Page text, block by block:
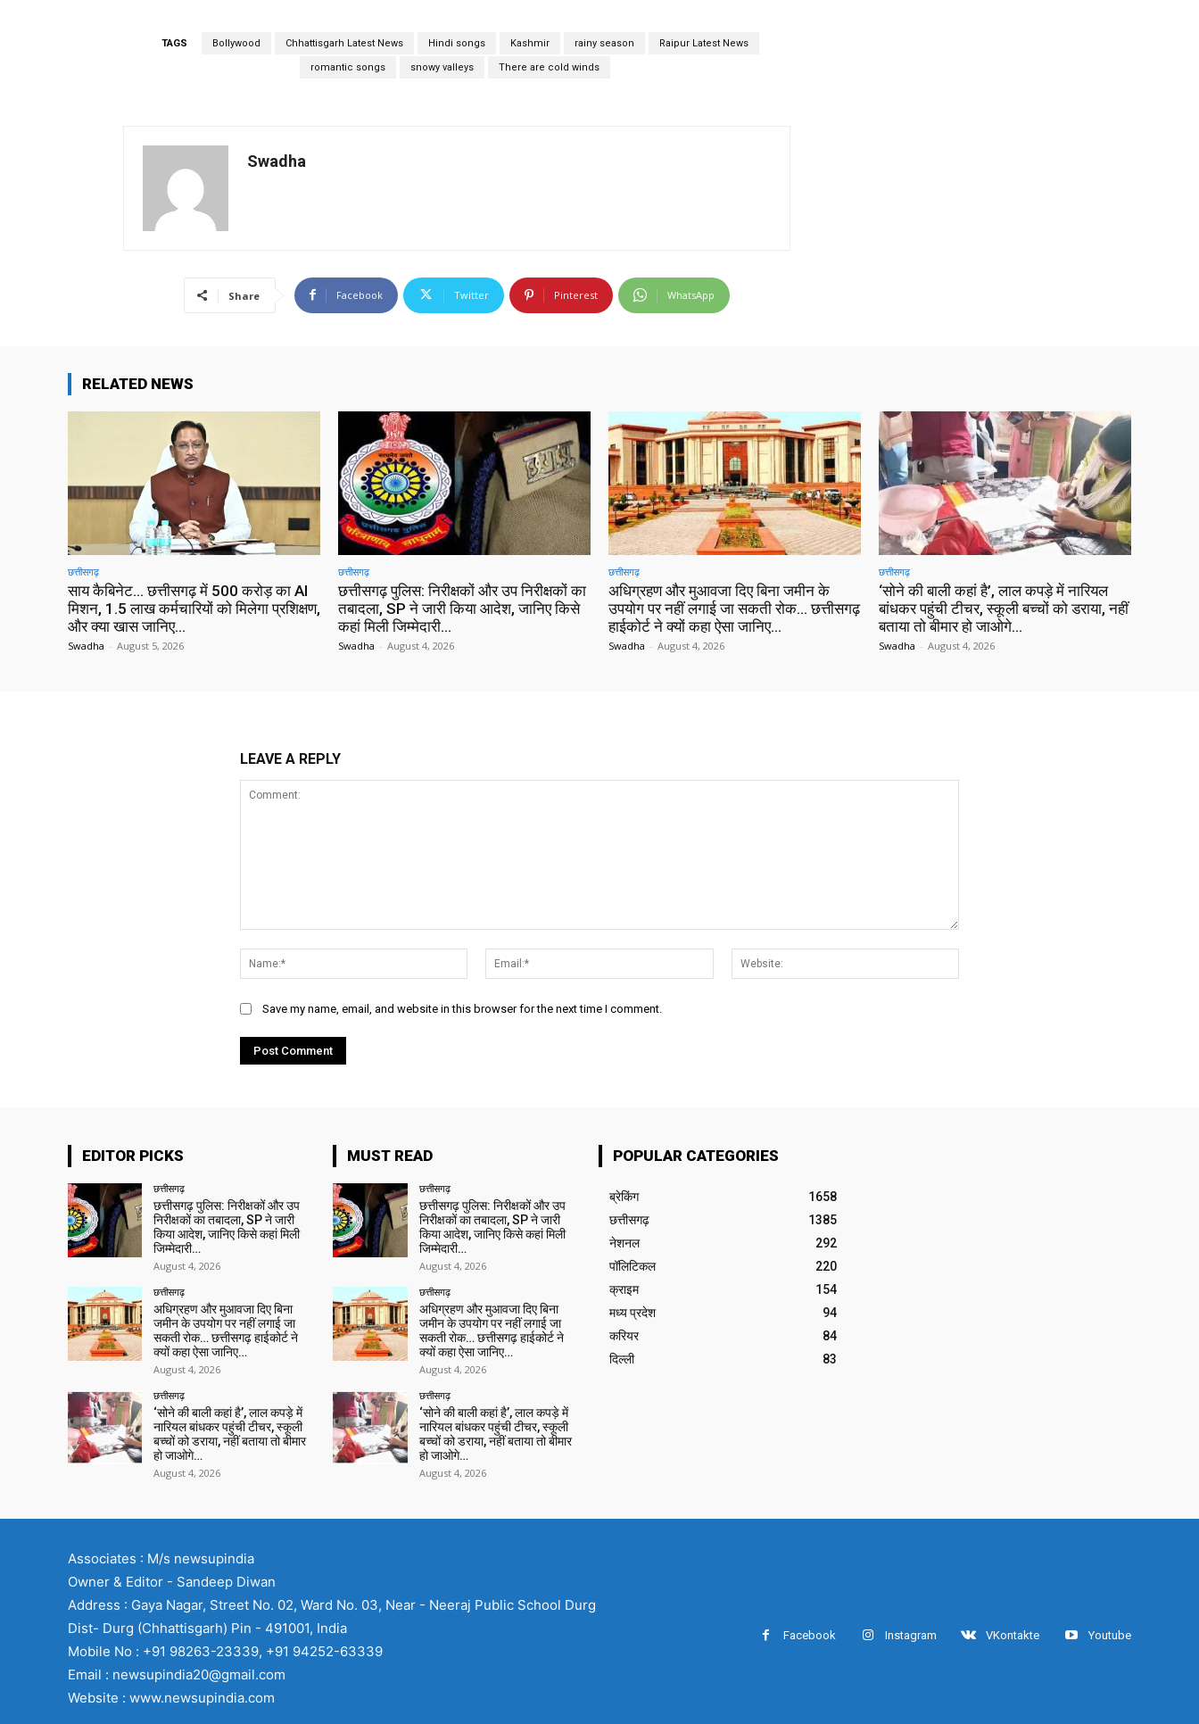
TAGS Bollywood Chhattisgarh Latest News Hindi songs Kashmir rainy season Raipur Latest News
romantic songs snowy valleys There are cold winds
Swadha
Share Facebook Twitter Pinterest WhatsApp
RELATED NEWS
छत्तीसगढ़
साय कैबिनेट… छत्तीसगढ़ में 500 करोड़ का AI
मिशन, 1.5 लाख कर्मचारियों को मिलेगा प्रशिक्षण,
और क्या खास जानिए…
Swadha - August 5, 2026
छत्तीसगढ़
छत्तीसगढ़ पुलिस: निरीक्षकों और उप निरीक्षकों का
तबादला, SP ने जारी किया आदेश, जानिए किसे
कहां मिली जिम्मेदारी…
Swadha - August 4, 2026
छत्तीसगढ़
अधिग्रहण और मुआवजा दिए बिना जमीन के
उपयोग पर नहीं लगाई जा सकती रोक… छत्तीसगढ़
हाईकोर्ट ने क्यों कहा ऐसा जानिए…
Swadha - August 4, 2026
छत्तीसगढ़
‘सोने की बाली कहां है’, लाल कपड़े में नारियल
बांधकर पहुंची टीचर, स्कूली बच्चों को डराया, नहीं
बताया तो बीमार हो जाओगे…
Swadha - August 4, 2026
LEAVE A REPLY
Name:*
Email:*
Save my name, email, and website in this browser for the next time I comment.
EDITOR PICKS
छत्तीसगढ़
छत्तीसगढ़ पुलिस: निरीक्षकों और उप
निरीक्षकों का तबादला, SP ने जारी
किया आदेश, जानिए किसे कहां मिली
जिम्मेदारी…
August 4, 2026
छत्तीसगढ़
अधिग्रहण और मुआवजा दिए बिना
जमीन के उपयोग पर नहीं लगाई जा
सकती रोक… छत्तीसगढ़ हाईकोर्ट ने
क्यों कहा ऐसा जानिए…
August 4, 2026
छत्तीसगढ़
‘सोने की बाली कहां है’, लाल कपड़े में
नारियल बांधकर पहुंची टीचर, स्कूली
बच्चों को डराया, नहीं बताया तो बीमार
हो जाओगे…
August 4, 2026
MUST READ
छत्तीसगढ़
छत्तीसगढ़ पुलिस: निरीक्षकों और उप
निरीक्षकों का तबादला, SP ने जारी
किया आदेश, जानिए किसे कहां मिली
जिम्मेदारी…
August 4, 2026
छत्तीसगढ़
अधिग्रहण और मुआवजा दिए बिना
जमीन के उपयोग पर नहीं लगाई जा
सकती रोक… छत्तीसगढ़ हाईकोर्ट ने
क्यों कहा ऐसा जानिए…
August 4, 2026
छत्तीसगढ़
‘सोने की बाली कहां है’, लाल कपड़े में
नारियल बांधकर पहुंची टीचर, स्कूली
बच्चों को डराया, नहीं बताया तो बीमार
हो जाओगे…
August 4, 2026
POPULAR CATEGORIES
ब्रेकिंग
1658
छत्तीसगढ़
1385
नेशनल
292
पॉलिटिकल
220
क्राइम
154
मध्य प्रदेश
94
करियर
84
दिल्ली
83
Associates : M/s newsupindia
Owner & Editor - Sandeep Diwan
Address : Gaya Nagar, Street No. 02, Ward No. 03, Near - Neeraj Public School Durg
Dist- Durg (Chhattisgarh) Pin - 491001, India
Mobile No : +91 98263-23339, +91 94252-63339
Email : newsupindia20@gmail.com
Website : www.newsupindia.com
Facebook Instagram VKontakte Youtube